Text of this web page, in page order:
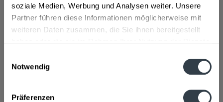
soziale Medien, Werbung und Analysen weiter. Unsere
Partner führen diese Informationen möglicherweise mit
weiteren Daten zusammen, die Sie ihnen bereitgestellt
Notwendig
Präferenzen
Artikel-Nr.:
29984
Verfügbar in:
mehr
Zutaten und Allergene